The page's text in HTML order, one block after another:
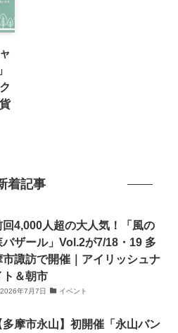
着記事
回4,000人超の大人気！「風の
バザール」Vol.2が7/18・19 多
市諏訪で開催｜アイリッシュナ
ト＆朝市
2026年7月7日 イベント
多摩市永山】初開催「永山バン